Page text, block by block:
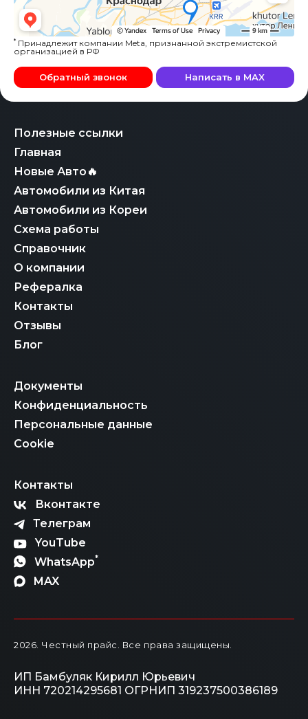
Полезные ссылки
Главная
Новые Авто🔥
Автомобили из Китая
Автомобили из Кореи
Схема работы
Справочник
О компании
Рефералка
Контакты
Отзывы
Блог
Документы
Конфиденциальность
Персональные данные
Cookie
Контакты
Вконтакте
Телеграм
YouTube
WhatsApp*
MAX
* Принадлежит компании Meta, признанной экстремистской
организацией в РФ
Обратный звонок Написать в MAX
2026. Честный прайс. Все права защищены.
ИП Бамбуляк Кирилл Юрьевич
ИНН 720214295681 ОГРНИП 319237500386189